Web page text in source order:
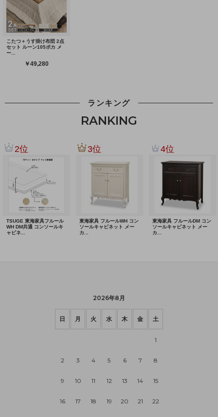
ランキング
RANKING
2026年8月
日 月 火 水 木 金 土
1
2 3 4 5 6 7 8
9 10 11 12 13 14 15
16 17 18 19 20 21 22